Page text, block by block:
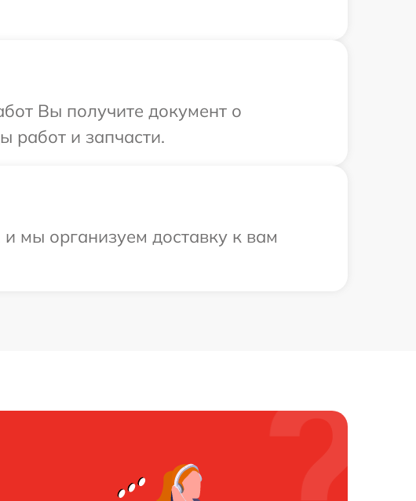
Вы получите документ о
работ и запчасти.
мы организуем доставку к вам